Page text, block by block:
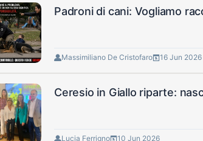
Padroni di cani: Vogliamo
Massimiliano De Cristofaro 16 Jun 2026
Ceresio in Giallo riparte:
Lucia Ferrigno 10 Jun 2026